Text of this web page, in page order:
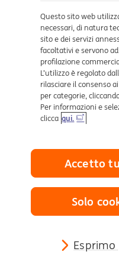
Dove ci trovi
Certificazioni
Collegamenti utili
Mappa del sito
Sezione Privacy
Reclami e Risoluzione
Questo sito web
necessari, di natura
sito e dei servizi
facoltativi e servono
profilazione
L’utilizzo è regolato
rilasciare il consenso
per categorie,
Per informazioni e
clicca qui.
Esprimo
Solo
Accetto